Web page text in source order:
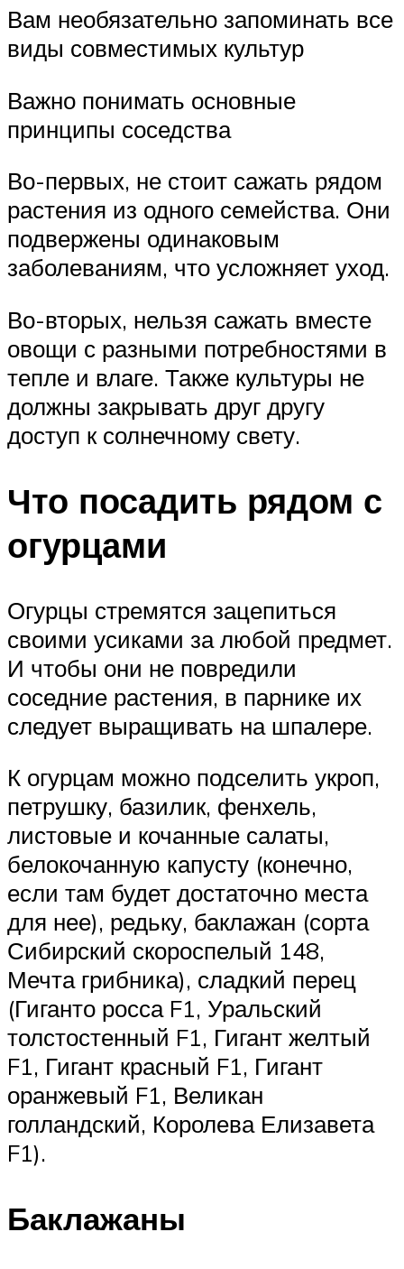
Вам необязательно запоминать все
виды совместимых культур
Важно понимать основные
принципы соседства
Во-первых, не стоит сажать рядом
растения из одного семейства. Они
подвержены одинаковым
заболеваниям, что усложняет уход.
Во-вторых, нельзя сажать вместе
овощи с разными потребностями в
тепле и влаге. Также культуры не
должны закрывать друг другу
доступ к солнечному свету.
Что посадить рядом с
огурцами
Огурцы стремятся зацепиться
своими усиками за любой предмет.
И чтобы они не повредили
соседние растения, в парнике их
следует выращивать на шпалере.
К огурцам можно подселить укроп,
петрушку, базилик, фенхель,
листовые и кочанные салаты,
белокочанную капусту (конечно,
если там будет достаточно места
для нее), редьку, баклажан (сорта
Сибирский скороспелый 148,
Мечта грибника), сладкий перец
(Гиганто росса F1, Уральский
толстостенный F1, Гигант желтый
F1, Гигант красный F1, Гигант
оранжевый F1, Великан
голландский, Королева Елизавета
F1).
Баклажаны